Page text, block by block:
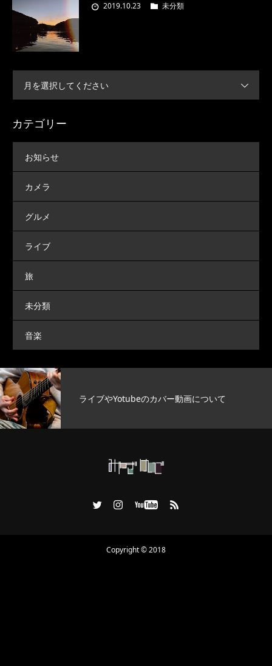
2019.10.23 未分類
月を選択してください
カテゴリー
お知らせ
カメラ
グルメ
ライブ
旅
未分類
音楽
ライブやYotubeのカバー動画について
Copyright © 2018